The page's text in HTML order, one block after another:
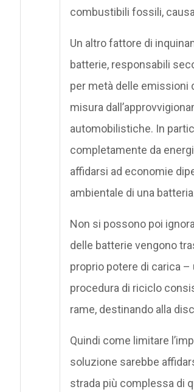
combustibili fossili,
Un altro fattore di
batterie, responsabili
per metà delle emissioni
misura
automobilistiche. In
completamente da
affidarsi ad economie
ambientale di una
Non si possono poi
delle batterie vengono
proprio potere di carica
procedura di riciclo
rame, destinando alla
Quindi come limitare
soluzione sarebbe
strada più complessa di